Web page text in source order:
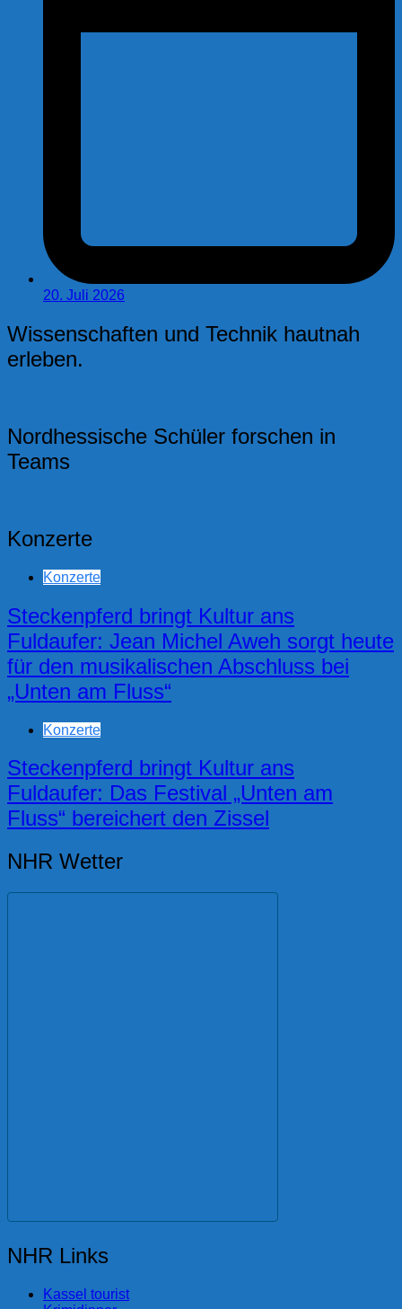
20. Juli 2026
Wissenschaften und Technik hautnah
erleben.
Nordhessische Schüler forschen in
Teams
Konzerte
Konzerte
Steckenpferd bringt Kultur ans
Fuldaufer: Jean Michel Aweh sorgt heute
für den musikalischen Abschluss bei
„Unten am Fluss“
Konzerte
Steckenpferd bringt Kultur ans
Fuldaufer: Das Festival „Unten am
Fluss“ bereichert den Zissel
NHR Wetter
NHR Links
Kassel tourist